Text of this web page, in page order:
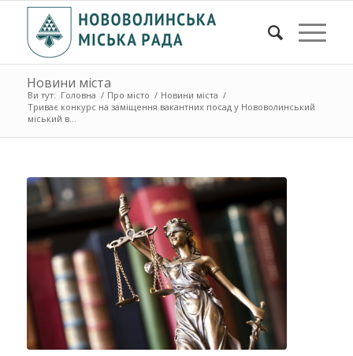
Новини міста
Ви тут: Головна / Про місто / Новини міста /
Триває конкурс на заміщення вакантних посад у Нововолинський
міський в...